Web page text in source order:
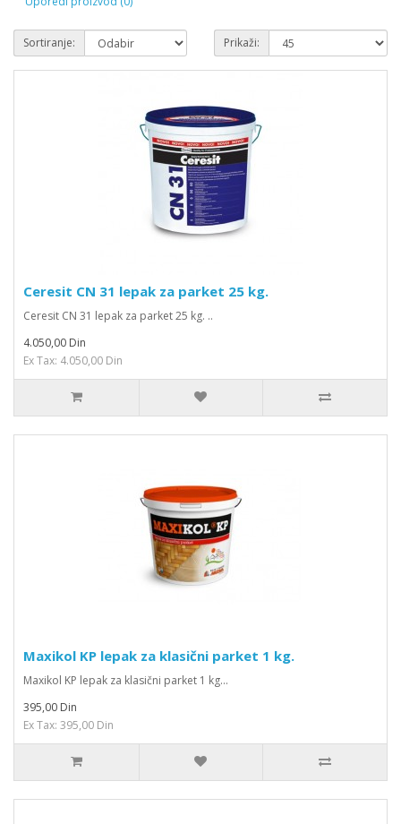
Sortiranje: Prikaži:
Ceresit CN 31 lepak za parket 25 kg.
Ceresit CN 31 lepak za parket 25 kg. ..
4.050,00 Din
Ex Tax: 4.050,00 Din
Maxikol KP lepak za klasični parket 1 kg.
Maxikol KP lepak za klasični parket 1 kg...
395,00 Din
Ex Tax: 395,00 Din